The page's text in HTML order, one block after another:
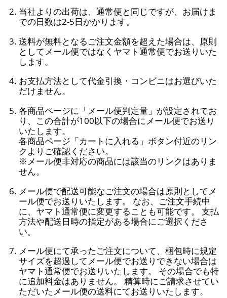
当社よりの出荷は、通常便と同じですが、お届けま
での日数は2-5日かかります。
送料が無料となるご注文金額を超えた場合は、原則
としてメール便ではなくヤマト通常便でお送りいた
します。
お支払方法として代金引換・コンビニはお選びいた
だけません。
各商品ページに「メール便判定量」が設定されてお
り、この合計が100以下の場合にメール便でお送り
いたします。
各商品ページ「カートに入れる」ボタン付近のリン
クよりご確認ください。
※メール便非対応の商品には該当のリンクはありま
せん。
メール便で配送可能なご注文の場合は原則としてメ
ール便でお送りいたします。 なお、ご注文手続中
に、ヤマト通常便に変更することも可能です。 支払
方法や配送日時の指定がある場合にご選択くださ
い。
メール便にて承ったご注文について、梱包時に規定
サイズを超過してメール便でお送りできない場合は
ヤマト通常便でお送りいたします。 その場合でも特
に追加料金はありません。 精算時にご請求させてい
ただいたメール便の送料にてお送りいたします。